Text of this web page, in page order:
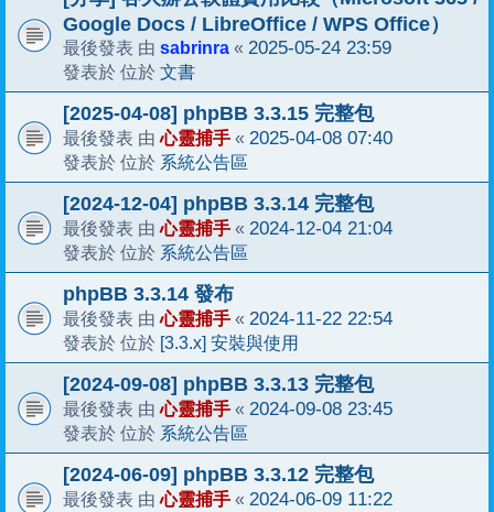
Google Docs / LibreOffice / WPS Office）
最後發表 由 sabrinra « 2025-05-24 23:59
發表於 位於 文書
[2025-04-08] phpBB 3.3.15 完整包
最後發表 由心靈捕手 « 2025-04-08 07:40
發表於 位於 系統公告區
[2024-12-04] phpBB 3.3.14 完整包
最後發表 由心靈捕手 « 2024-12-04 21:04
發表於 位於 系統公告區
phpBB 3.3.14 發布
最後發表 由心靈捕手 « 2024-11-22 22:54
發表於 位於 [3.3.x] 安裝與使用
[2024-09-08] phpBB 3.3.13 完整包
最後發表 由心靈捕手 « 2024-09-08 23:45
發表於 位於 系統公告區
[2024-06-09] phpBB 3.3.12 完整包
最後發表 由心靈捕手 « 2024-06-09 11:22